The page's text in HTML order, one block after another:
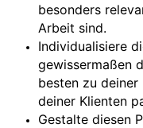
besonders
Arbeit sind.
Individualisiere
gewissermaßen
besten zu
deiner Klienten
Gestalte diesen